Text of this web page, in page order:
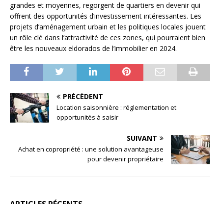
grandes et moyennes, regorgent de quartiers en devenir qui
offrent des opportunités d’investissement intéressantes. Les
projets d’aménagement urbain et les politiques locales jouent
un rôle clé dans l’attractivité de ces zones, qui pourraient bien
être les nouveaux eldorados de l’immobilier en 2024.
PRÉCÉDENT
Location saisonnière : réglementation et
opportunités à saisir
SUIVANT
Achat en copropriété : une solution avantageuse
pour devenir propriétaire